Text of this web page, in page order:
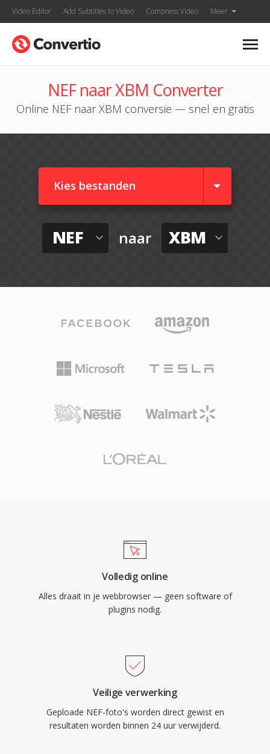
Video Editor Add Subtitles to Video Compress Video Meer
NEF naar XBM Converter
Online NEF naar XBM conversie — snel en gratis
Kies bestanden
NEF naar XBM
Volledig online
Alles draait in je webbrowser — geen software of
plugins nodig.
Veilige verwerking
Geploade NEF-foto's worden direct gewist en
resultaten worden binnen 24 uur verwijderd.